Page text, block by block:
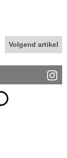
Volgend artikel